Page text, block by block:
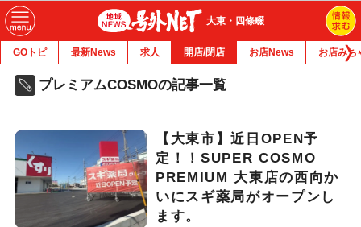
大東・四條畷
GOトピ 最新News 求人 開店/閉店 お店News お店みち
プレミアムCOSMOの記事一覧
【大東市】近日OPEN予
定！！SUPER COSMO
PREMIUM 大東店の西向か
いにスギ薬局がオープンし
ます。